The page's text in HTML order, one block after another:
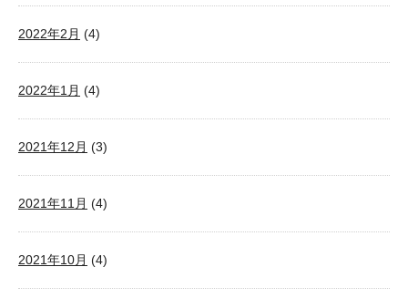
2022年2月 (4)
2022年1月 (4)
2021年12月 (3)
2021年11月 (4)
2021年10月 (4)